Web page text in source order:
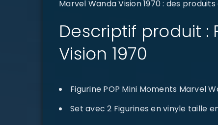
Marvel Wanda Vision 1970 : des
Descriptif produit :
Vision 1970
Figurine POP Mini Moments Marvel
Set avec 2 Figurines en vinyle taille